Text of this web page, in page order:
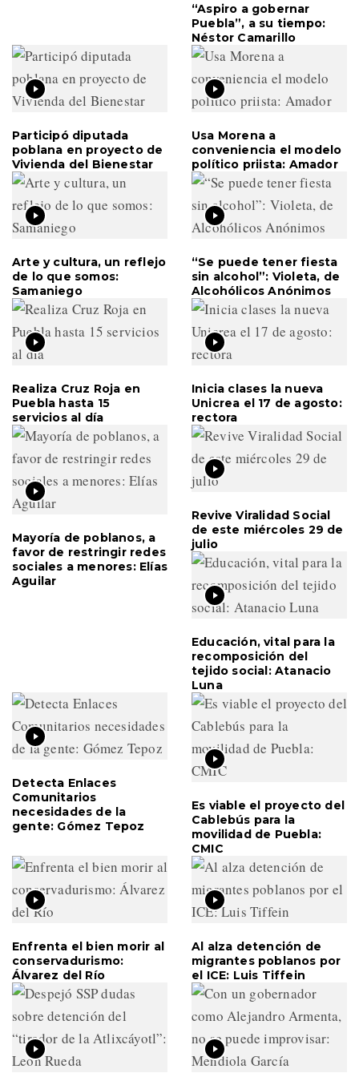
“Aspiro a gobernar
Puebla”, a su tiempo:
Néstor Camarillo
Participó diputada
poblana en proyecto de
Vivienda del Bienestar
Usa Morena a
conveniencia el modelo
político priista: Amador
Arte y cultura, un reflejo
de lo que somos:
Samaniego
“Se puede tener fiesta
sin alcohol”: Violeta, de
Alcohólicos Anónimos
Realiza Cruz Roja en
Puebla hasta 15
servicios al día
Inicia clases la nueva
Unicrea el 17 de agosto:
rectora
Mayoría de poblanos, a
favor de restringir redes
sociales a menores: Elías
Aguilar
Revive Viralidad Social
de este miércoles 29 de
julio
Educación, vital para la
recomposición del
tejido social: Atanacio
Luna
Detecta Enlaces
Comunitarios
necesidades de la
gente: Gómez Tepoz
Es viable el proyecto del
Cablebús para la
movilidad de Puebla:
CMIC
Enfrenta el bien morir al
conservadurismo:
Álvarez del Río
Al alza detención de
migrantes poblanos por
el ICE: Luis Tiffein